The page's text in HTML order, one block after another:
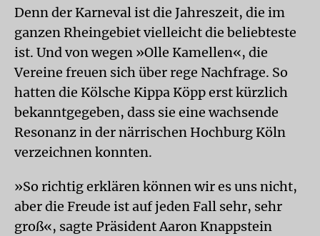
Denn der Karneval ist die Jahreszeit, die im
ganzen Rheingebiet vielleicht die beliebteste
ist. Und von wegen »Olle Kamellen«, die
Vereine freuen sich über rege Nachfrage. So
hatten die Kölsche Kippa Köpp erst kürzlich
bekanntgegeben, dass sie eine wachsende
Resonanz in der närrischen Hochburg Köln
verzeichnen konnten.
»So richtig erklären können wir es uns nicht,
aber die Freude ist auf jeden Fall sehr, sehr
groß«, sagte Präsident Aaron Knappstein